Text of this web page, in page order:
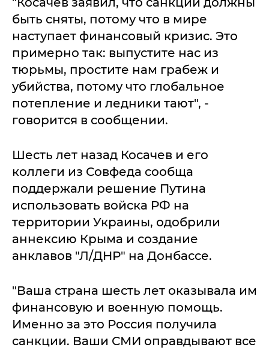
быть сняты, потому что в мире
наступает финансовый кризис. Это
примерно так: выпустите нас из
тюрьмы, простите нам грабеж и
убийства, потому что глобальное
потепление и ледники тают", -
говорится в сообщении.
Шесть лет назад Косачев и его
коллеги из Совфеда сообща
поддержали решение Путина
использовать войска РФ на
территории Украины, одобрили
аннексию Крыма и создание
анклавов "Л/ДНР" на Донбассе.
"Ваша страна шесть лет оказывала им
финансовую и военную помощь.
Именно за это Россия получила
санкции. Ваши СМИ оправдывают все